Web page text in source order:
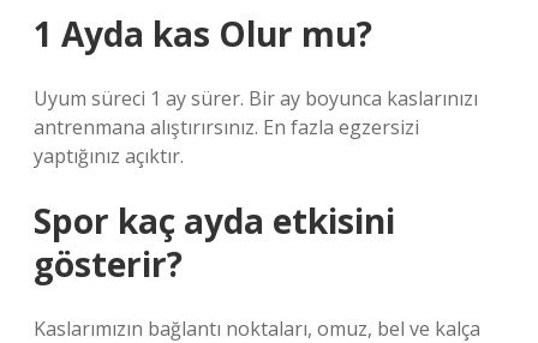
1 Ayda kas Olur mu?
Uyum süreci 1 ay sürer. Bir ay boyunca kaslarınızı
antrenmana alıştırırsınız. En fazla egzersizi
yaptığınız açıktır.
Spor kaç ayda etkisini
gösterir?
Kaslarımızın bağlantı noktaları, omuz, bel ve kalça